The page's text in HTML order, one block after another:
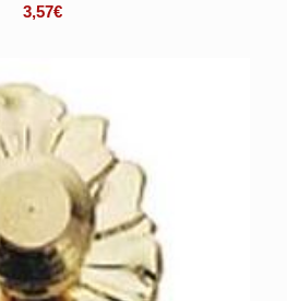
3,57€